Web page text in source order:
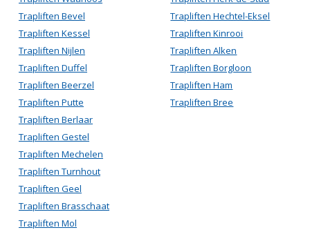
Trapliften Bevel
Trapliften Kessel
Trapliften Nijlen
Trapliften Duffel
Trapliften Beerzel
Trapliften Putte
Trapliften Berlaar
Trapliften Gestel
Trapliften Mechelen
Trapliften Turnhout
Trapliften Geel
Trapliften Brasschaat
Trapliften Mol
Trapliften Hechtel-Eksel
Trapliften Kinrooi
Trapliften Alken
Trapliften Borgloon
Trapliften Ham
Trapliften Bree